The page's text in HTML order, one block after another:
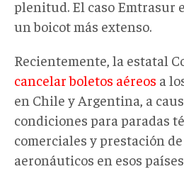
plenitud. El caso Emtrasur
un boicot más extenso.
Recientemente, la estatal
cancelar boletos aéreos a
en Chile y Argentina, a
condiciones para paradas
comerciales y prestación
aeronáuticos en esos